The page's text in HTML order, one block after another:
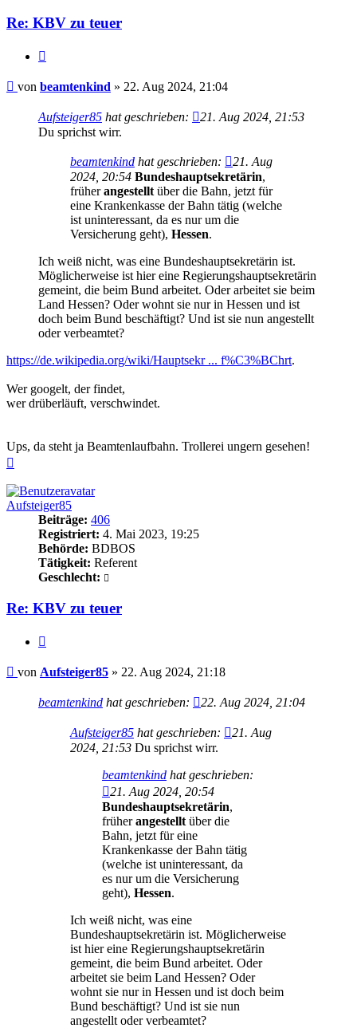
Re: KBV zu teuer
Beitrag
von beamtenkind » 22. Aug 2024, 21:04
Aufsteiger85 hat geschrieben:
21. Aug 2024, 21:53
Du sprichst wirr.
beamtenkind hat geschrieben:
21. Aug
2024, 20:54 Bundeshauptsekretärin,
früherangestellt über die Bahn, jetzt für
eine Krankenkasse der Bahn tätig (welche
ist uninteressant, da es nur um die
Versicherung geht), Hessen.
Ich weiß nicht, was eine Bundeshauptsekretärin ist.
Möglicherweise ist hier eine Regierungshauptsekretärin
gemeint, die beim Bund arbeitet. Oder arbeitet sie beim
Land Hessen? Oder wohnt sie nur in Hessen und ist
doch beim Bund beschäftigt? Und ist sie nun angestellt
oder verbeamtet?
https://de.wikipedia.org/wiki/Hauptsekr ... f%C3%BChrt.
Wer googelt, der findet,
wer drüberläuft, verschwindet.
Ups, da steht ja Beamtenlaufbahn. Trollerei ungern gesehen!
Aufsteiger85
Beiträge: 406
Registriert: 4. Mai 2023, 19:25
Behörde: BDBOS
Tätigkeit: Referent
Geschlecht:
Re: KBV zu teuer
Beitrag
von Aufsteiger85 » 22. Aug 2024, 21:18
beamtenkind hat geschrieben: 22. Aug 2024, 21:04
Aufsteiger85 hat geschrieben:
21. Aug
2024, 21:53 Du sprichst wirr.
beamtenkind hat geschrieben:
21. Aug 2024, 20:54
Bundeshauptsekretärin,
früherangestellt über die
Bahn, jetzt für eine
Krankenkasse der Bahn tätig
(welche ist uninteressant, da
es nur um die Versicherung
geht), Hessen.
Ich weiß nicht, was eine
Bundeshauptsekretärin ist. Möglicherweise
ist hier eine Regierungshauptsekretärin
gemeint, die beim Bund arbeitet. Oder
arbeitet sie beim Land Hessen? Oder
wohnt sie nur in Hessen und ist doch beim
Bund beschäftigt? Und ist sie nun
angestellt oder verbeamtet?